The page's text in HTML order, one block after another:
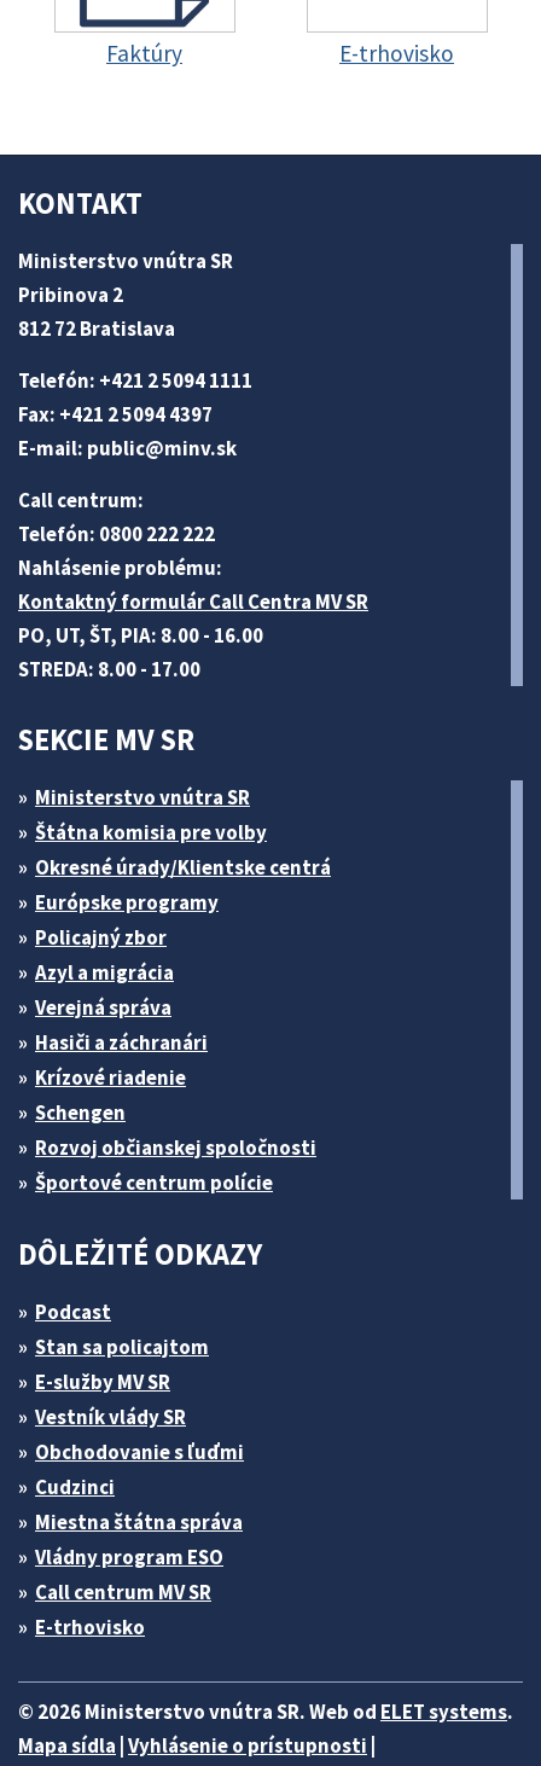
Faktúry E-trhovisko
KONTAKT
Ministerstvo vnútra SR
Pribinova 2
812 72 Bratislava
Telefón: +421 2 5094 1111
Fax: +421 2 5094 4397
E-mail: public@minv.sk
Call centrum:
Telefón: 0800 222 222
Nahlásenie problému:
Kontaktný formulár Call Centra MV SR
PO, UT, ŠT, PIA: 8.00 - 16.00
STREDA: 8.00 - 17.00
SEKCIE MV SR
Ministerstvo vnútra SR
Štátna komisia pre volby
Okresné úrady/Klientske centrá
Európske programy
Policajný zbor
Azyl a migrácia
Verejná správa
Hasiči a záchranári
Krízové riadenie
Schengen
Rozvoj občianskej spoločnosti
Športové centrum polície
DÔLEŽITÉ ODKAZY
Podcast
Stan sa policajtom
E-služby MV SR
Vestník vlády SR
Obchodovanie s ľuďmi
Cudzinci
Miestna štátna správa
Vládny program ESO
Call centrum MV SR
E-trhovisko
© 2026 Ministerstvo vnútra SR. Web od ELET systems.
Mapa sídla Vyhlásenie o prístupnosti